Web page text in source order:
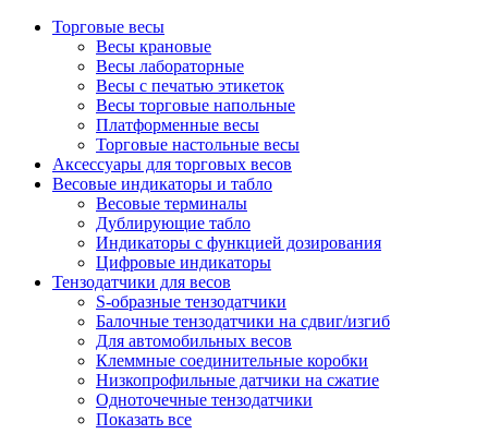
Торговые весы
Весы крановые
Весы лабораторные
Весы с печатью этикеток
Весы торговые напольные
Платформенные весы
Торговые настольные весы
Аксессуары для торговых весов
Весовые индикаторы и табло
Весовые терминалы
Дублирующие табло
Индикаторы с функцией дозирования
Цифровые индикаторы
Тензодатчики для весов
S-образные тензодатчики
Балочные тензодатчики на сдвиг/изгиб
Для автомобильных весов
Клеммные соединительные коробки
Низкопрофильные датчики на сжатие
Одноточечные тензодатчики
Показать все